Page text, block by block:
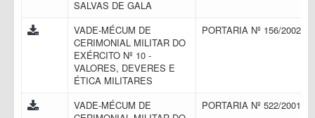
SALVAS DE GALA
VADE-MÉCUM DE
CERIMONIAL MILITAR DO
EXÉRCITO Nº 10 -
VALORES, DEVERES E
ÉTICA MILITARES
PORTARIA Nº 156/2002
VADE-MÉCUM DE
PORTARIA Nº 522/2001